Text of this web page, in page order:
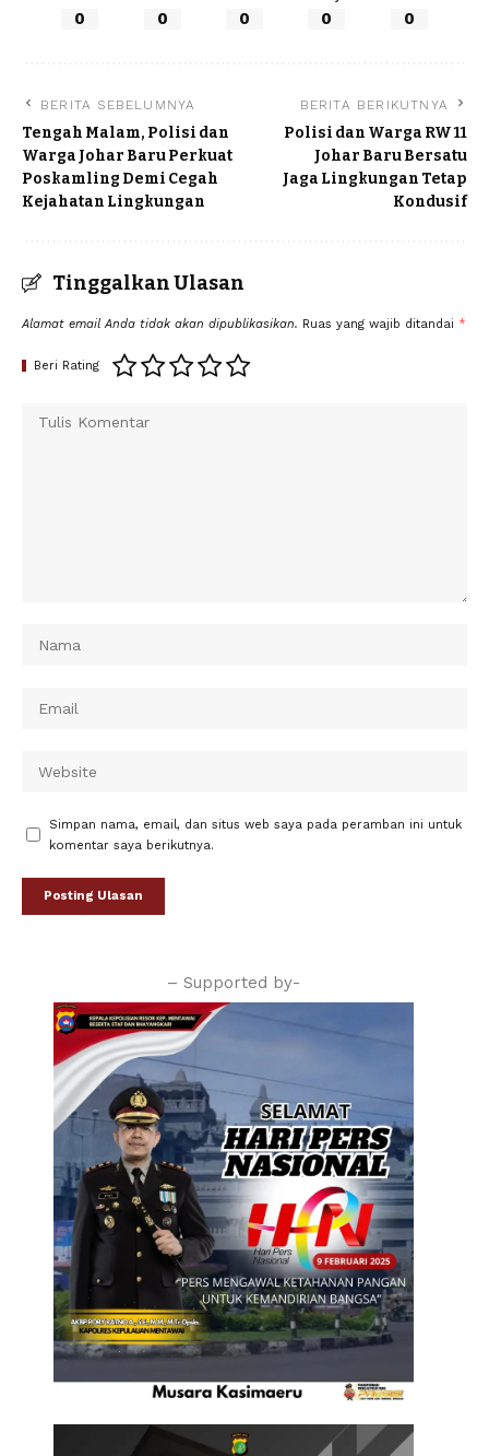
0 0 0 0 0
BERITA SEBELUMNYA
Tengah Malam, Polisi dan
Warga Johar Baru Perkuat
Poskamling Demi Cegah
Kejahatan Lingkungan
BERITA BERIKUTNYA
Polisi dan Warga RW 11
Johar Baru Bersatu
Jaga Lingkungan Tetap
Kondusif
Tinggalkan Ulasan
Alamat email Anda tidak akan dipublikasikan. Ruas yang wajib ditandai *
Beri Rating
Simpan nama, email, dan situs web saya pada peramban ini untuk
komentar saya berikutnya.
– Supported by-